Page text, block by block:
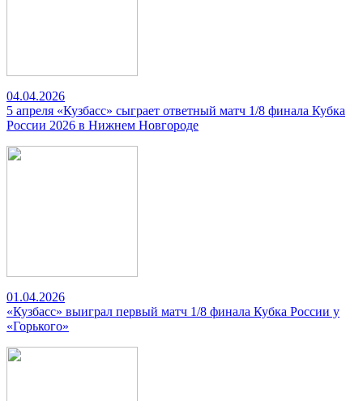
04.04.2026
5 апреля «Кузбасс» сыграет ответный матч 1/8 финала Кубка
России 2026 в Нижнем Новгороде
01.04.2026
«Кузбасс» выиграл первый матч 1/8 финала Кубка России у
«Горького»